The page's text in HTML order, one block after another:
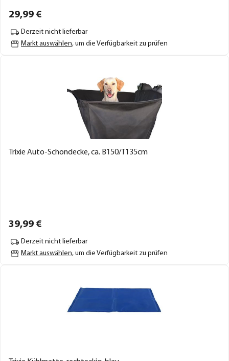
29,99 €
Derzeit nicht lieferbar
Markt auswählen, um die Verfügbarkeit zu prüfen
Trixie Auto-Schondecke, ca. B150/T135cm
39,99 €
Derzeit nicht lieferbar
Markt auswählen, um die Verfügbarkeit zu prüfen